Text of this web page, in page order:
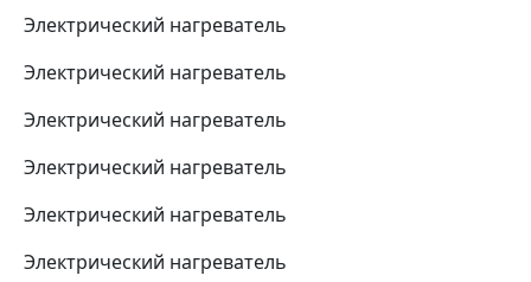
Электрический нагреватель
Электрический нагреватель
Электрический нагреватель
Электрический нагреватель
Электрический нагреватель
Электрический нагреватель